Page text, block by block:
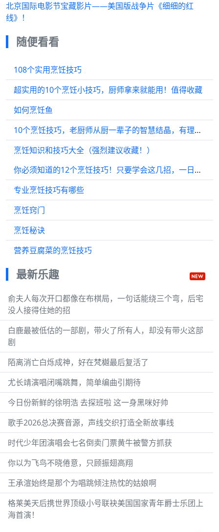
北京国际电影节宝藏影片——美国版战争片《细细的红
线》！
随便看看
108个实用烹饪技巧
超实用的10个烹饪小技巧，厨师拿来就能用！值得收藏
如何烹饪鱼
10个烹饪技巧，老厨师从厨一辈子的智慧结晶，有理由不学习吗！
烹饪知识和技巧大全（强烈建议收藏！）
你必须知道的12个烹饪技巧！只要学会这几招，一日三餐不用愁！
专业烹饪技巧有哪些
烹饪窍门
烹饪秘诀
营养豆腐菜的烹饪技巧
最新乐趣
俞夫人每次开口都像在布棋局，一句话能绕三个弯，后宅
没人接得住她的招
白鹿最被低估的一部剧，带火了所有人，却没有带火这部
剧
陌离消亡白烁成神，好在梵樾最后复活了
尤长靖演唱闭嘴跳舞，简单编曲引期待
今日份新鲜的徐明浩 去探班啦 这一身黑咪好帅
歌手2026总决赛音源，声线交织打造全新故事线
时代少年团演唱会七名倒卖门票黄牛被警方抓获
你以为飞鸟不晓倦意，只顾振翅高翔
王承渲始终是那个为唱跳倾注热忱的姑娘啊
格莱美天后携世界顶级小号联袂美国国家青年爵士乐团上
海首演！